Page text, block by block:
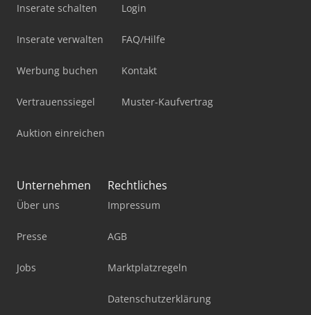
Inserate schalten
Inserate verwalten
Werbung buchen
Vertrauenssiegel
Auktion einreichen
Login
FAQ/Hilfe
Kontakt
Muster-Kaufvertrag
Unternehmen
Über uns
Presse
Jobs
Rechtliches
Impressum
AGB
Marktplatzregeln
Datenschutzerklärung